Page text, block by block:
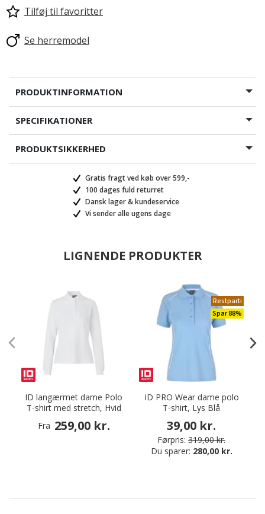
Tilføj til favoritter
Se herremodel
PRODUKTINFORMATION
SPECIFIKATIONER
PRODUKTSIKKERHED
Gratis fragt ved køb over 599,-
100 dages fuld returret
Dansk lager & kundeservice
Vi sender alle ugens dage
LIGNENDE PRODUKTER
ID langærmet dame Polo
T-shirt med stretch, Hvid
Fra 259,00 kr.
Restparti
Spar 88%
ID PRO Wear dame polo
T-shirt, Lys Blå
39,00 kr.
Førpris: 319,00 kr.
Du sparer: 280,00 kr.